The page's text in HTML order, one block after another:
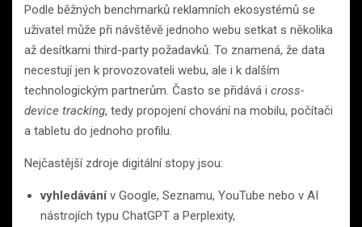
Podle běžných benchmarků reklamních ekosystémů se
uživatel může při návštěvě jednoho webu setkat s několika
až desítkami third-party požadavků. To znamená, že data
necestují jen k provozovateli webu, ale i k dalším
technologickým partnerům. Často se přidává i cross-
device tracking, tedy propojení chování na mobilu, počítači
a tabletu do jednoho profilu.
Nejčastější zdroje digitální stopy jsou:
vyhledávánív Google, Seznamu, YouTube nebo v AI
nástrojích typu ChatGPT a Perplexity,